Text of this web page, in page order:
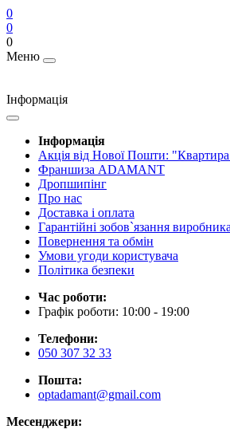
0
0
0
Меню
Інформація
Інформація
Акція від Нової Пошти:
Франшиза ADAMANT
Дропшипінг
Про нас
Доставка і оплата
Гарантійні зобов`язання виробника
Повернення та обмін
Умови угоди користувача
Політика безпеки
Час роботи:
Графік роботи: 10:00 - 19:00
Телефони:
050 307 32 33
Пошта:
optadamant@gmail.com
Месенджери: